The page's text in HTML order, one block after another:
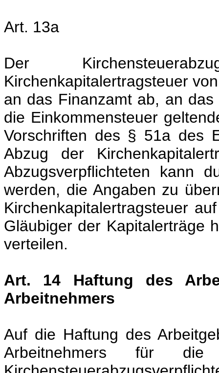
Art. 13a
Der
Kirchenkapitalertragsteuer
an das Finanzamt ab, an
die Einkommensteuer
Vorschriften des § 51a des
Abzug der
Abzugsverpflichteten kann
werden, die Angaben zu
Kirchenkapitalertragsteuer
Gläubiger der Kapitalerträge
verteilen.
Art. 14 Haftung des
Arbeitnehmers
Auf die Haftung des
Arbeitnehmers für die